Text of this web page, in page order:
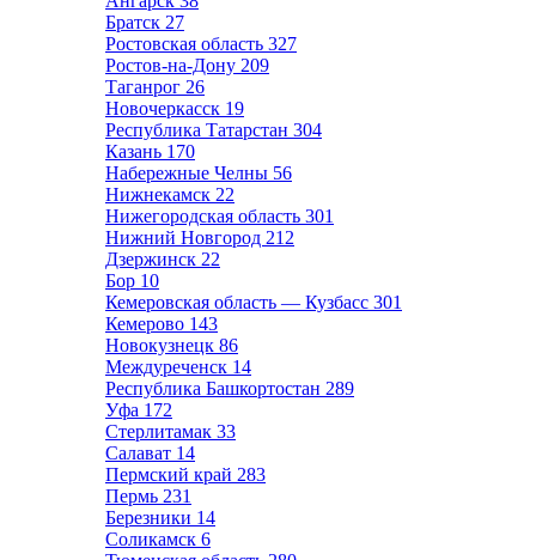
Братск 27
Ростовская область 327
Ростов-на-Дону 209
Таганрог 26
Новочеркасск 19
Республика Татарстан 304
Казань 170
Набережные Челны 56
Нижнекамск 22
Нижегородская область 301
Нижний Новгород 212
Дзержинск 22
Бор 10
Кемеровская область — Кузбасс 301
Кемерово 143
Новокузнецк 86
Междуреченск 14
Республика Башкортостан 289
Уфа 172
Стерлитамак 33
Салават 14
Пермский край 283
Пермь 231
Березники 14
Соликамск 6